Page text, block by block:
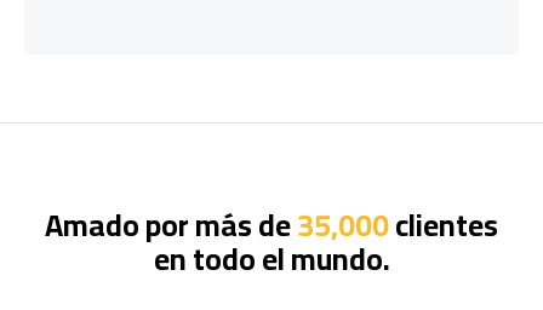
Amado por más de35,000clientes
en todo el mundo.